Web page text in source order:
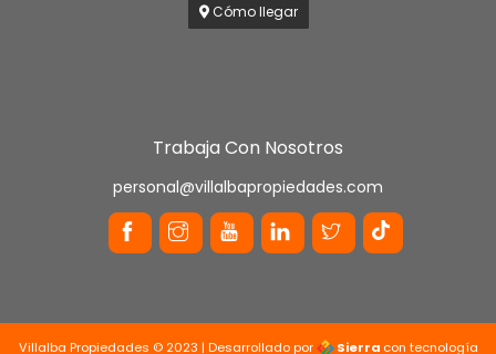
Cómo llegar
Trabaja Con Nosotros
personal@villalbapropiedades.com
Villalba Propiedades © 2023 | Desarrollado por Sierra con tecnología